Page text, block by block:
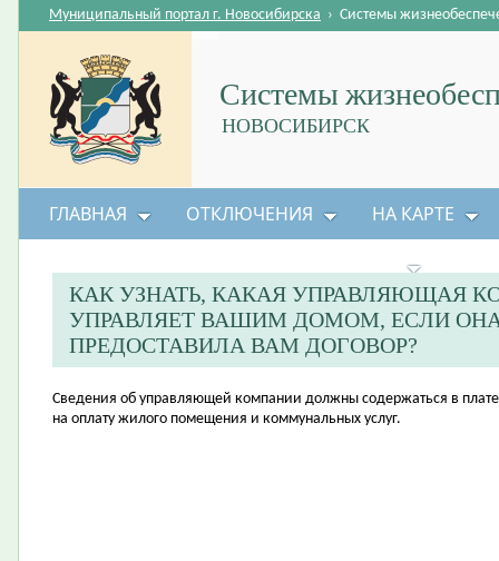
Системы
НОВОСИБИРСК
Муниципальный портал г. Новосибирска › Системы
ГЛАВНАЯ ОТКЛЮЧЕНИЯ НА КАРТЕ
КАК УЗНАТЬ, КАКАЯ УПРАВЛЯЮЩАЯ
УПРАВЛЯЕТ ВАШИМ ДОМОМ, ЕСЛИ
ПРЕДОСТАВИЛА ВАМ ДОГОВОР?
​Сведения об управляющей компании должны содержаться в
на оплату жилого помещения и коммунальных услуг.